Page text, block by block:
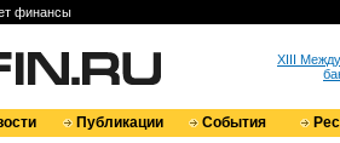
финансы
XIII
Публикации События